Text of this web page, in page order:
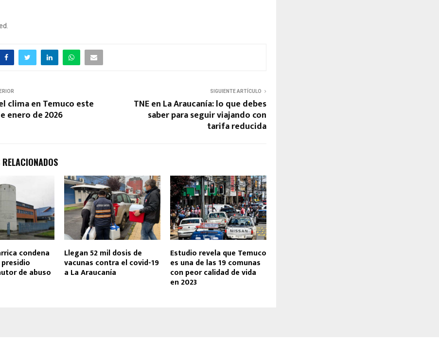
clima en Temuco este
enero de 2026
SIGUIENTE ARTÍCULO
TNE en La Araucanía: lo que debes
saber para seguir viajando con
tarifa reducida
condena
de abuso
Llegan 52 mil dosis de
vacunas contra el covid-19
a La Araucanía
Estudio revela que Temuco
es una de las 19 comunas
con peor calidad de vida
en 2023